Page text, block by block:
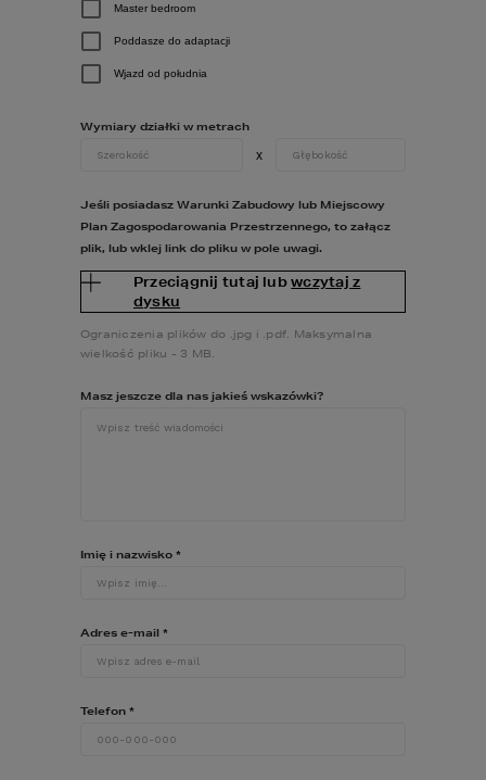
Master bedroom
Poddasze do adaptacji
Wjazd od południa
Wymiary działki w metrach
x
Jeśli posiadasz Warunki Zabudowy lub Miejscowy
Plan Zagospodarowania Przestrzennego, to załącz
plik, lub wklej link do pliku w pole uwagi.
Przeciągnij tutaj lubwczytaj z
dysku
Ograniczenia plików do .jpg i .pdf. Maksymalna
wielkość pliku - 3 MB.
Masz jeszcze dla nas jakieś wskazówki?
Imię i nazwisko *
Adres e-mail *
Telefon *
Cena - 0
Zobacz pozostałe dodatki:
PROJEKT INSTALACJI SMART READY
Instalacja elektryczna zaprojektowana
będzie gotowy na inteligentne
CENA:
890zł
POLECAMY
SZCZEGÓŁOWY KOSZTORYS